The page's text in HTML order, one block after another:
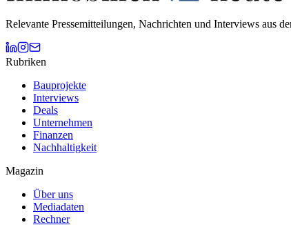
Relevante Pressemitteilungen, Nachrichten und Interviews aus
Rubriken
Bauprojekte
Interviews
Deals
Unternehmen
Finanzen
Nachhaltigkeit
Magazin
Über uns
Mediadaten
Rechner